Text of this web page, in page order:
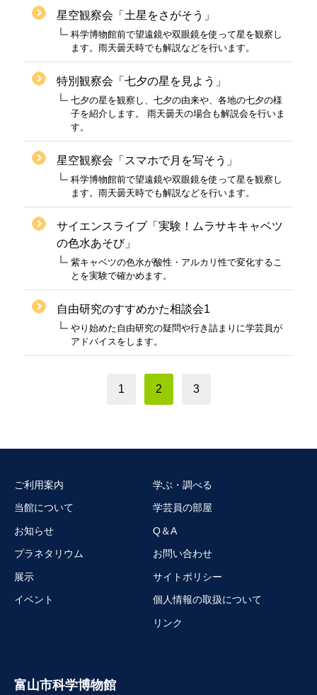
星空観察会「土星をさがそう」
科学博物館前で望遠鏡や双眼鏡を使って星を観察し
ます。雨天曇天時でも解説などを行います。
特別観察会「七夕の星を見よう」
七夕の星を観察し、七夕の由来や、各地の七夕の様
子を紹介します。 雨天曇天の場合も解説会を行いま
す。
星空観察会「スマホで月を写そう」
科学博物館前で望遠鏡や双眼鏡を使って星を観察し
ます。雨天曇天時でも解説などを行います。
サイエンスライブ「実験！ムラサキキャベツ
の色水あそび」
紫キャベツの色水が酸性・アルカリ性で変化するこ
とを実験で確かめます。
自由研究のすすめかた相談会1
やり始めた自由研究の疑問や行き詰まりに学芸員が
アドバイスをします。
1 2 3
富山市科学博物館
ご利用案内
当館について
お知らせ
プラネタリウム
展示
イベント
学ぶ・調べる
学芸員の部屋
Q＆A
お問い合わせ
サイトポリシー
個人情報の取扱について
リンク